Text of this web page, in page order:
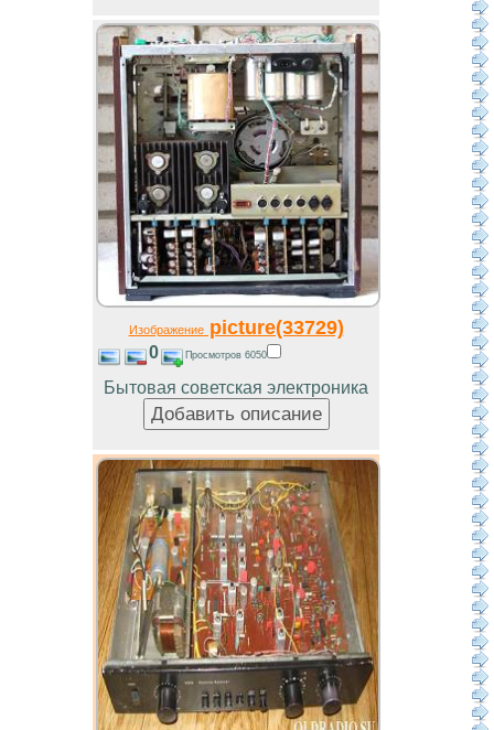
Изображениеpicture(33729)
0 Просмотров 6050
Бытовая советская электроника